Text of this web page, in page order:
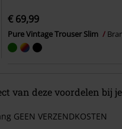
€ 69,99
Pure Vintage Trouser Slim
van deze voordelen bij
GEEN VERZENDKOSTEN